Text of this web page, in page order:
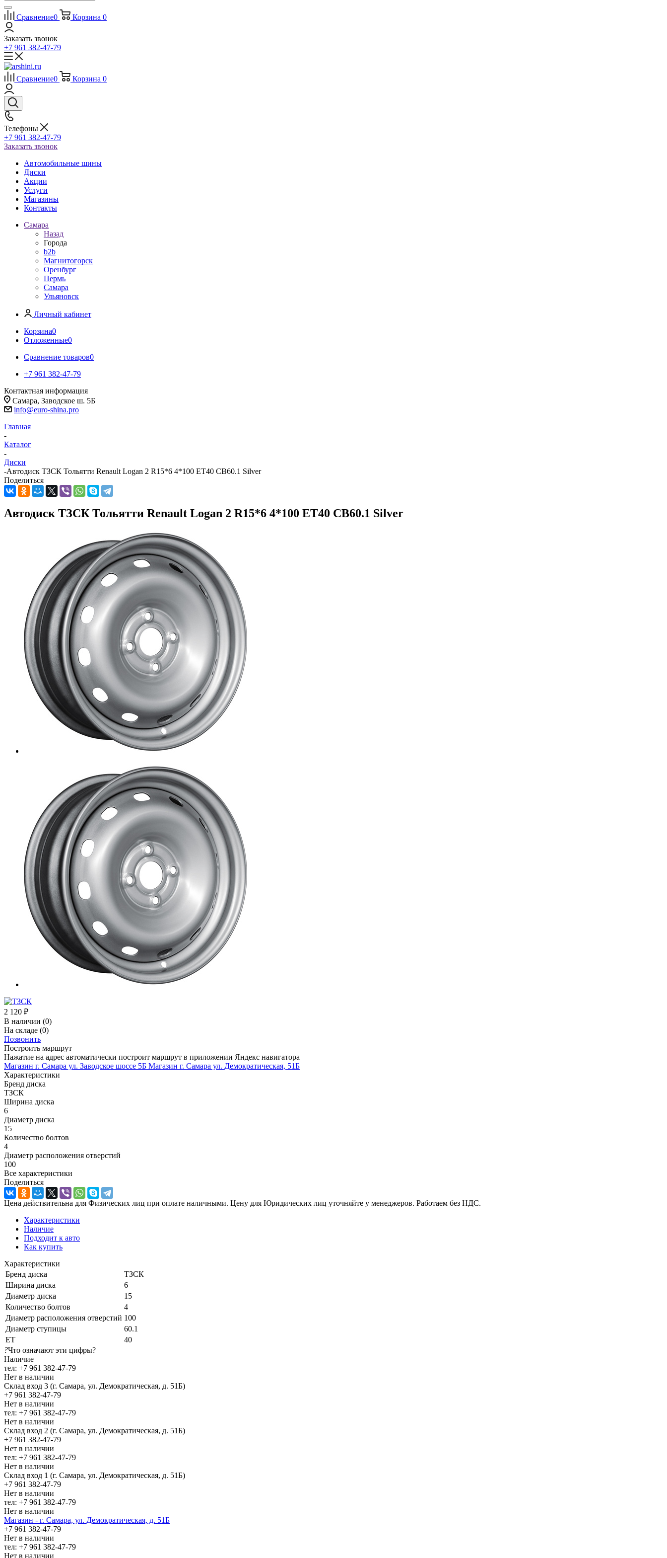
Сравнение0 Корзина 0
Заказать звонок
+7 961 382-47-79
Сравнение0 Корзина 0
Телефоны
+7 961 382-47-79
Заказать звонок
Автомобильные шины
Диски
Акции
Услуги
Магазины
Контакты
Самара
Назад
Города
b2b
Магнитогорск
Оренбург
Пермь
Самара
Ульяновск
Личный кабинет
Корзина0
Отложенные0
Сравнение товаров0
+7 961 382-47-79
Контактная информация
Самара, Заводское ш. 5Б
info@euro-shina.pro
Главная
-
Каталог
-
Диски
-Автодиск ТЗСК Тольятти Renault Logan 2 R15*6 4*100 ET40 CB60.1 Silver
Поделиться
Автодиск ТЗСК Тольятти Renault Logan 2 R15*6 4*100 ET40 CB60.1 Silver
2 120 ₽
В наличии (0)
На складе (0)
Позвонить
Построить маршрут
Нажатие на адрес автоматически построит маршрут в приложении Яндекс навигатора
Магазин г. Самара ул. Заводское шоссе 5Б Магазин г. Самара ул. Демократическая, 51Б
Характеристики
Бренд диска
ТЗСК
Ширина диска
6
Диаметр диска
15
Количество болтов
4
Диаметр расположения отверстий
100
Все характеристики
Поделиться
Цена действительна для Физических лиц при оплате наличными. Цену для Юридических лиц уточняйте у менеджеров. Работаем без НДС.
Характеристики
Наличие
Подходит к авто
Как купить
Характеристики
Бренд диска
ТЗСК
Ширина диска
6
Диаметр диска
15
Количество болтов
4
Диаметр расположения отверстий 100
Диаметр ступицы
60.1
ЕТ
40
?Что означают эти цифры?
Наличие
тел: +7 961 382-47-79
Нет в наличии
Склад вход 3 (г. Самара, ул. Демократическая, д. 51Б)
+7 961 382-47-79
Нет в наличии
тел: +7 961 382-47-79
Нет в наличии
Склад вход 2 (г. Самара, ул. Демократическая, д. 51Б)
+7 961 382-47-79
Нет в наличии
тел: +7 961 382-47-79
Нет в наличии
Склад вход 1 (г. Самара, ул. Демократическая, д. 51Б)
+7 961 382-47-79
Нет в наличии
тел: +7 961 382-47-79
Нет в наличии
Магазин - г. Самара, ул. Демократическая, д. 51Б
+7 961 382-47-79
Нет в наличии
тел: +7 961 382-47-79
Нет в наличии